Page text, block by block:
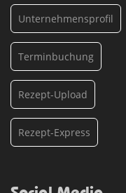
Unternehmensprofil
Terminbuchung
Rezept-Upload
Rezept-Express